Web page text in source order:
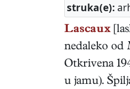
struka(e):
Lascaux
nedaleko od
Otkrivena
u jamu).